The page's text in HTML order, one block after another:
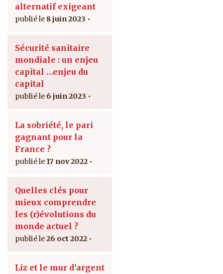
alternatif exigeant
8 juin 2023
Sécurité sanitaire
mondiale : un enjeu
capital …enjeu du
capital
6 juin 2023
La sobriété, le pari
gagnant pour la
France ?
17 nov 2022
Quelles clés pour
mieux comprendre
les (r)évolutions du
monde actuel ?
26 oct 2022
Liz et le mur d’argent